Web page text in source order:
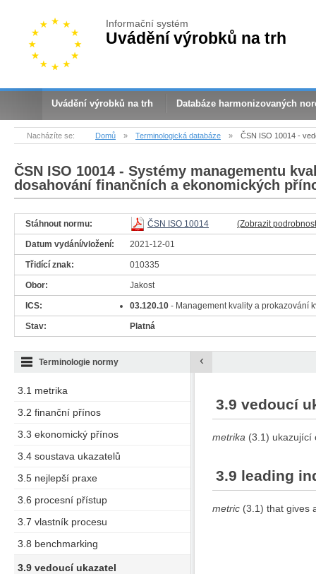
Informační systém
Uvádění výrobků na trh
Uvádění výrobků na trh Databáze harmonizovaných
Nacházíte se: Domů » Terminologická databáze » ČSN ISO 10014 -
ČSN ISO 10014 - Systémy managementu
dosahování finančních a ekonomických
Stáhnout normu: ČSN ISO 10014 (Zobrazit
Datum vydání/vložení: 2021-12-01
Třidící znak: 010335
Obor: Jakost
ICS: 03.120.10 - Management kvality a prokazování
Stav: Platná
3.1 metrika
3.2 finanční přínos
3.3 ekonomický přínos
3.4 soustava ukazatelů
3.5 nejlepší praxe
3.6 procesní přístup
3.7 vlastník procesu
3.8 benchmarking
3.9 vedoucí ukazatel
Terminologie normy ‹
3.9 vedoucí
metrika (3.1) ukazující
3.9 leading
metric (3.1) that gives